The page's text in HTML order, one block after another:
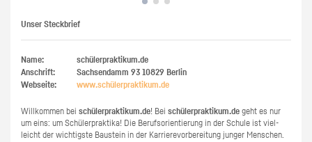
Unser Steckbrief
Name:
schülerpraktikum.de
Anschrift:
Sachsendamm 93 10829 Berlin
Webseite:
www.​schüler​prak​tiku​m.​de
Will­kom­men bei schü­ler­prak­ti­kum.de! Bei schü­ler­prak­ti­kum.de geht es nur
um eins: um Schü­ler­prak­ti­ka! Die Be­rufs­ori­en­tie­rung in der Schu­le ist viel­
leicht der wich­tigs­te Bau­stein in der Kar­rie­re­vor­be­rei­tung jun­ger Men­schen.